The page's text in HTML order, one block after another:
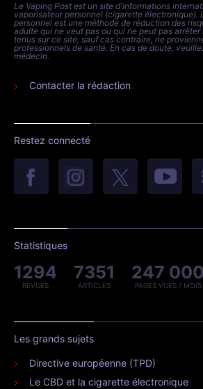
Le Vaping Post est un site d'informations
vaporisateur personnel (cigarette électronique).
personnel est une méthode de réduction des
adulte qui ne veut pas ou qui ne peut pas
tenus sur ce site, sauf cas contraire, ne
professionnels de santé. En cas de doute,
médecin.
Contacter la rédaction
Restez connecté
Statistiques
1294
REVUES
7351
ARTICLES
247 000
PAGES VUES / MOIS
Les grands sujets
Directive européenne (TPD)
Le CBD et la cigarette électronique